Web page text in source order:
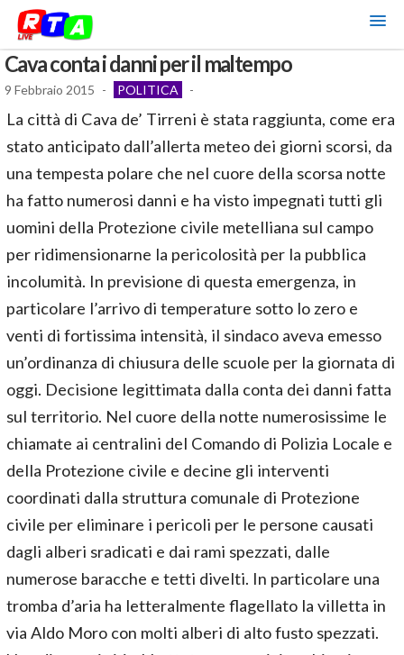
Cava conta i danni per il maltempo
9 Febbraio 2015 - POLITICA -
La città di Cava de’ Tirreni è stata raggiunta, come era
stato anticipato dall’allerta meteo dei giorni scorsi, da
una tempesta polare che nel cuore della scorsa notte
ha fatto numerosi danni e ha visto impegnati tutti gli
uomini della Protezione civile metelliana sul campo
per ridimensionarne la pericolosità per la pubblica
incolumità. In previsione di questa emergenza, in
particolare l’arrivo di temperature sotto lo zero e
venti di fortissima intensità, il sindaco aveva emesso
un’ordinanza di chiusura delle scuole per la giornata di
oggi. Decisione legittimata dalla conta dei danni fatta
sul territorio. Nel cuore della notte numerosissime le
chiamate ai centralini del Comando di Polizia Locale e
della Protezione civile e decine gli interventi
coordinati dalla struttura comunale di Protezione
civile per eliminare i pericoli per le persone causati
dagli alberi sradicati e dai rami spezzati, dalle
numerose baracche e tetti divelti. In particolare una
tromba d’aria ha letteralmente flagellato la villetta in
via Aldo Moro con molti alberi di alto fusto spezzati.